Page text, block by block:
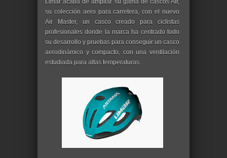
Limar acaba de ampliar su gama de cascos Air,
su colección aero para carretera, con el nuevo
Air Master, un casco creado para ciclistas
profesionales donde la marca ha centrado todo
su desarrollo y pruebas para conseguir un casco
aerodinámico y compacto, con una ventilación
estudiada para altas temperaturas.